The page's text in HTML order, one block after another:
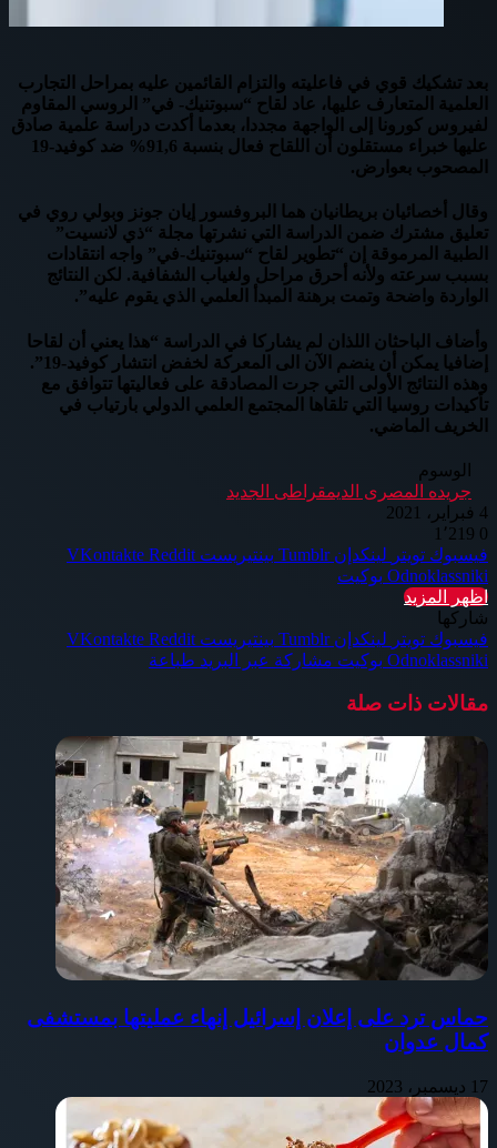
بعد تشكيك قوي في فاعليته والتزام القائمين عليه بمراحل التجارب
العلمية المتعارف عليها، عاد لقاح “سبوتنيك- في” الروسي المقاوم
لفيروس كورونا إلى الواجهة مجددا، بعدما أكدت دراسة علمية صادق
عليها خبراء مستقلون أن اللقاح فعال بنسبة 91,6% ضد كوفيد-19
المصحوب بعوارض.
وقال أخصائيان بريطانيان هما البروفسور إيان جونز وبولي روي في
تعليق مشترك ضمن الدراسة التي نشرتها مجلة “ذي لانسيت”
الطبية المرموقة إن “تطوير لقاح “سبوتنيك-في” واجه انتقادات
بسبب سرعته ولأنه أحرق مراحل ولغياب الشفافية. لكن النتائج
الواردة واضحة وتمت برهنة المبدأ العلمي الذي يقوم عليه”.
وأضاف الباحثان اللذان لم يشاركا في الدراسة “هذا يعني أن لقاحا
إضافيا يمكن أن ينضم الآن الى المعركة لخفض انتشار كوفيد-19”.
وهذه النتائج الأولى التي جرت المصادقة على فعاليتها تتوافق مع
تأكيدات روسيا التي تلقاها المجتمع العلمي الدولي بارتياب في
الخريف الماضي.
الوسوم
جريده المصرى الديمقراطى الجديد
4 فبراير، 2021
0
فيسبوك تويتر لينكدإن بينتيريست
Odnoklassniki بوكيت
اظهر المزيد
شاركها
فيسبوك تويتر لينكدإن بينتيريست
Odnoklassniki بوكيت مشاركة عبر البريد طباعة
مقالات ذات صلة
حماس ترد على إعلان إسرائيل إنهاء عمليتها بمستشفى
كمال عدوان
17 ديسمبر، 2023